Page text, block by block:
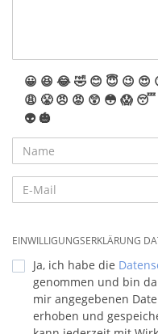
😀 😆 😂🤣 😊 😇 😉 😍
😩 😤 😠 😡 😲 😳 😱 😴
👽 🎃
EINWILLIGUNGSERKLÄRUNG
Ja, ich habe die
genommen und bin
mir angegebenen
erhoben und